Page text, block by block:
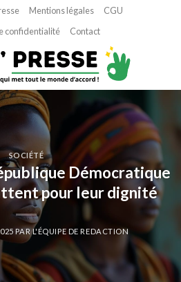
Mentions légales
CGU
confidentialité
Contact
SOCIÉTÉ
Démocratique
pour leur dignité
PARL'ÉQUIPE DE REDACTION